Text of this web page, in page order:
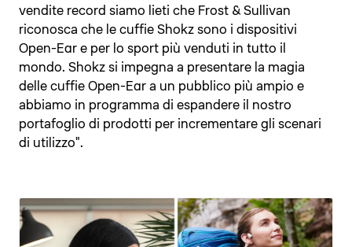
vendite record siamo lieti che Frost & Sullivan
riconosca che le cuffie Shokz sono i dispositivi
Open-Ear e per lo sport più venduti in tutto il
mondo. Shokz si impegna a presentare la magia
delle cuffie Open-Ear a un pubblico più ampio e
abbiamo in programma di espandere il nostro
portafoglio di prodotti per incrementare gli scenari
di utilizzo".